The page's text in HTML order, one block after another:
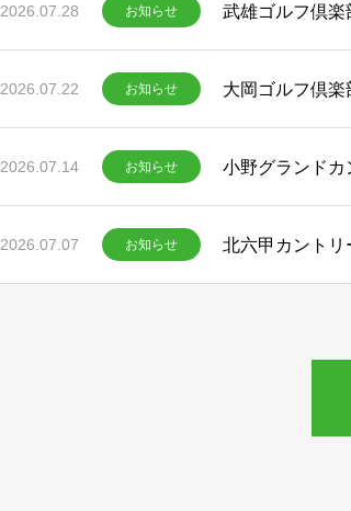
2026.07.28 お知らせ 武雄ゴルフ倶楽
2026.07.22 お知らせ 大岡ゴルフ倶
2026.07.14 お知らせ
2026.07.07 お知らせ